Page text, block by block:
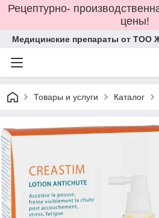
Рецептурно-
цены!
Медицинские препараты от ТОО
Товары и услуги Каталог